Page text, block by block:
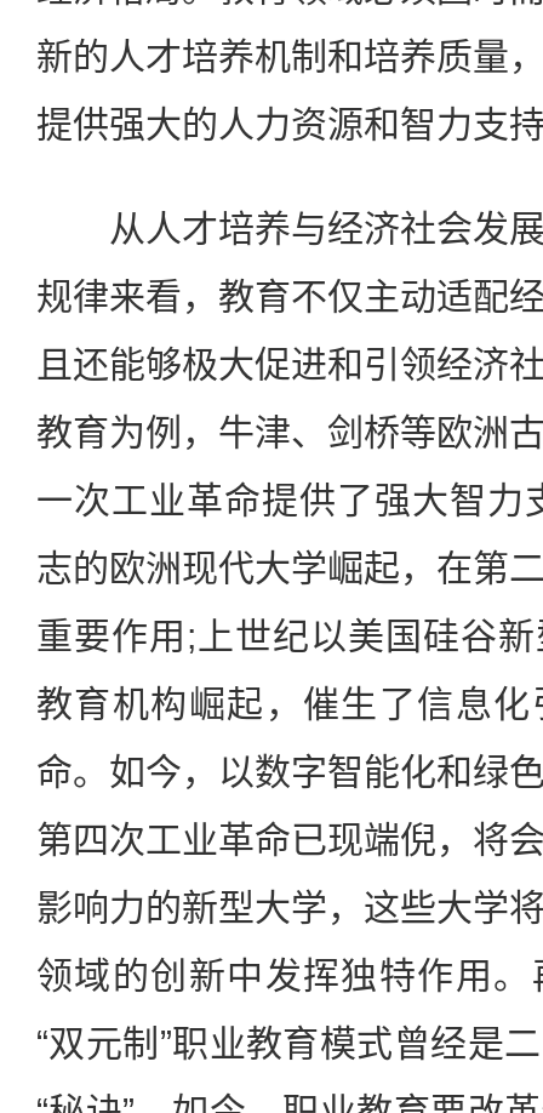
新的人才培养机制和培养质量
提供强大的人力资源和智力支
从人才培养与经济社会发展
规律来看，教育不仅主动适配
且还能够极大促进和引领经济
教育为例，牛津、剑桥等欧洲
一次工业革命提供了强大智力
志的欧洲现代大学崛起，在第
重要作用;上世纪以美国硅谷
教育机构崛起，催生了信息
命。如今，以数字智能化和绿
第四次工业革命已现端倪，将
影响力的新型大学，这些大学
领域的创新中发挥独特作用
“双元制”职业教育模式曾经是